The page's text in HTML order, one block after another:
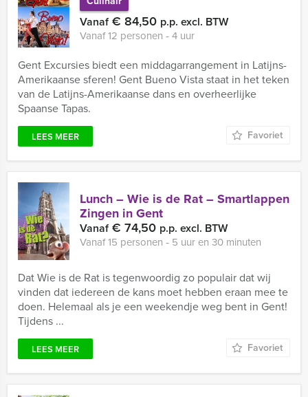
Vanaf€ 84,50 p.p. excl. BTW
Vanaf 12 personen ‐ 4 uur
Gent Excursies biedt een middagarrangement in Latijns-
Amerikaanse sferen! Gent Bueno Vista staat in het teken
van de Latijns-Amerikaanse dans en overheerlijke
Spaanse Tapas.
LEES MEER Favoriet
Lunch – Wie is de Rat – Smartlappen
Zingen in Gent
Vanaf€ 74,50 p.p. excl. BTW
Vanaf 15 personen ‐ 5 uur en 30 minuten
Dat Wie is de Rat is tegenwoordig zo populair dat wij
vinden dat iedereen de kans moet hebben eraan mee te
doen. Helemaal als je een weekendje weg bent in Gent!
Tijdens ...
LEES MEER Favoriet